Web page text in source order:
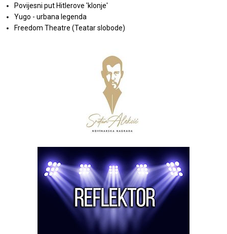
Povijesni put Hitlerove 'klonje'
Yugo - urbana legenda
Freedom Theatre (Teatar slobode)